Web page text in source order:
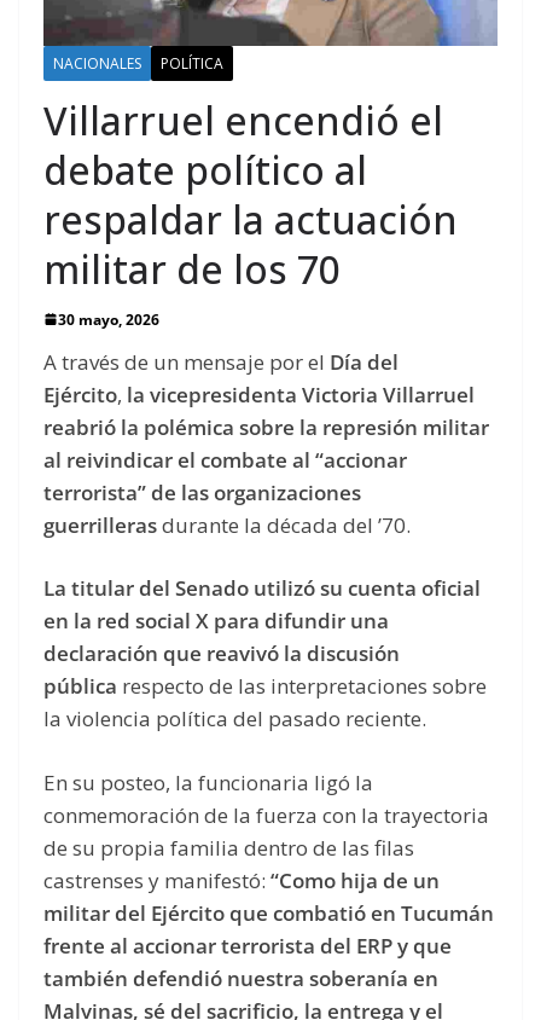
NACIONALES POLÍTICA
Villarruel encendió el
debate político al
respaldar la actuación
militar de los 70
30 mayo, 2026
A través de un mensaje por el Día del
Ejército, la vicepresidenta Victoria Villarruel
reabrió la polémica sobre la represión militar
al reivindicar el combate al “accionar
terrorista” de las organizaciones
guerrillerasdurante la década del ’70.
La titular del Senado utilizó su cuenta oficial
en la red social X para difundir una
declaración que reavivó la discusión
pública respecto de las interpretaciones sobre
la violencia política del pasado reciente.
En su posteo, la funcionaria ligó la
conmemoración de la fuerza con la trayectoria
de su propia familia dentro de las filas
castrenses y manifestó: “Como hija de un
militar del Ejército que combatió en Tucumán
frente al accionar terrorista del ERP y que
también defendió nuestra soberanía en
Malvinas, sé del sacrificio, la entrega y el